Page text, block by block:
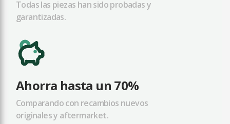
Todas las piezas han sido probadas y
garantizadas.
Ahorra hasta un 70%
Comparando con recambios nuevos
originales y aftermarket.